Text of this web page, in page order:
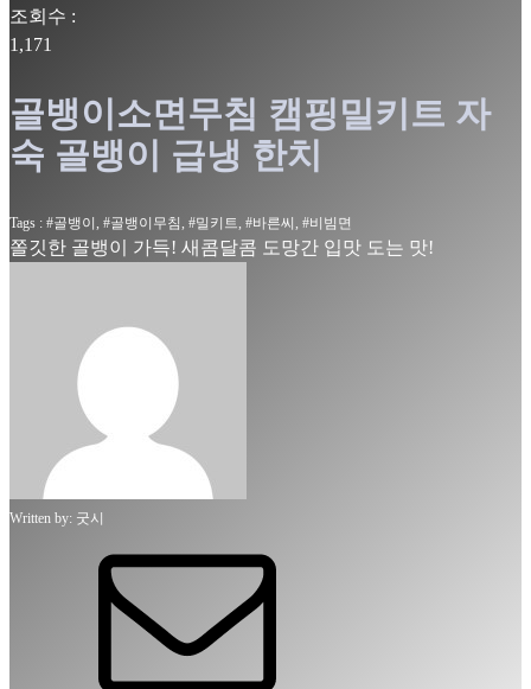
조회수 :
1,171
골뱅이소면무침 캠핑밀키트 자
숙 골뱅이 급냉 한치
Tags : #골뱅이 , #골뱅이무침 , #밀키트 , #바른씨 , #비빔면
쫄깃한 골뱅이 가득! 새콤달콤 도망간 입맛 도는 맛!
Written by: 굿시